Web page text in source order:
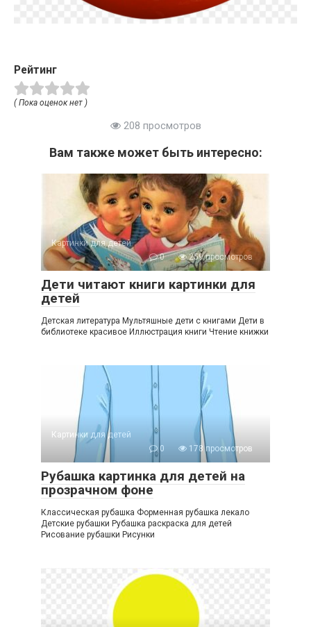
Рейтинг
( Пока оценок нет )
208 просмотров
Вам также может быть интересно:
Картинки для детей
0
259 просмотров
Дети читают книги картинки для
детей
Детская литература Мультяшные дети с книгами Дети в
библиотеке красивое Иллюстрация книги Чтение книжки
Картинки для детей
0
178 просмотров
Рубашка картинка для детей на
прозрачном фоне
Классическая рубашка Форменная рубашка лекало
Детские рубашки Рубашка раскраска для детей
Рисование рубашки Рисунки